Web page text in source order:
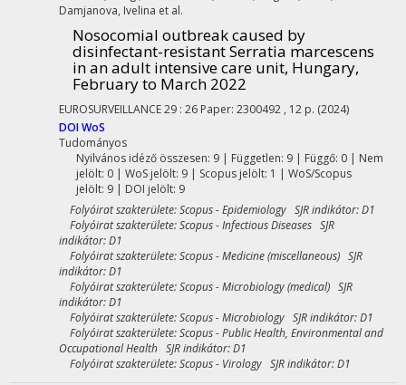
Damjanova, Ivelina et al.
Nosocomial outbreak caused by
disinfectant-resistant Serratia marcescens
in an adult intensive care unit, Hungary,
February to March 2022
EUROSURVEILLANCE29 : 26 Paper: 2300492 , 12 p. (2024)
DOIWoS
Tudományos
Nyilvános idéző összesen: 9| Független: 9 | Függő: 0 | Nem
jelölt: 0 | WoS jelölt: 9 | Scopus jelölt: 1 | WoS/Scopus
jelölt: 9 | DOI jelölt: 9
Folyóirat szakterülete: Scopus - Epidemiology SJR indikátor: D1
Folyóirat szakterülete: Scopus - Infectious Diseases SJR
indikátor: D1
Folyóirat szakterülete: Scopus - Medicine (miscellaneous) SJR
indikátor: D1
Folyóirat szakterülete: Scopus - Microbiology (medical) SJR
indikátor: D1
Folyóirat szakterülete: Scopus - Microbiology SJR indikátor: D1
Folyóirat szakterülete: Scopus - Public Health, Environmental and
Occupational Health SJR indikátor: D1
Folyóirat szakterülete: Scopus - Virology SJR indikátor: D1